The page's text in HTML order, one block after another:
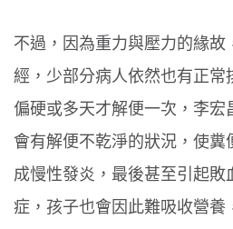
不過，因為重力與壓力的緣故
經，少部分病人依然也有正常
偏硬或多天才解便一次，李宏
會有解便不乾淨的狀況，使糞
成慢性發炎，最後甚至引起敗
症，孩子也會因此難吸收營養